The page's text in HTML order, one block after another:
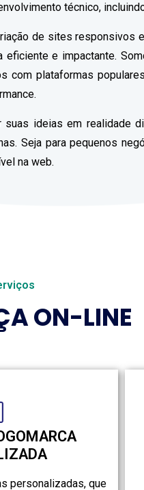
técnico,
de sites responsivos
eficiente e impactante.
com plataformas
ideias em realidade
Seja para pequenos
na web.
ON-LINE
personalizadas, que